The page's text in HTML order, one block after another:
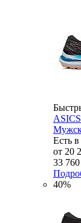
Есть
от 20
33
40%